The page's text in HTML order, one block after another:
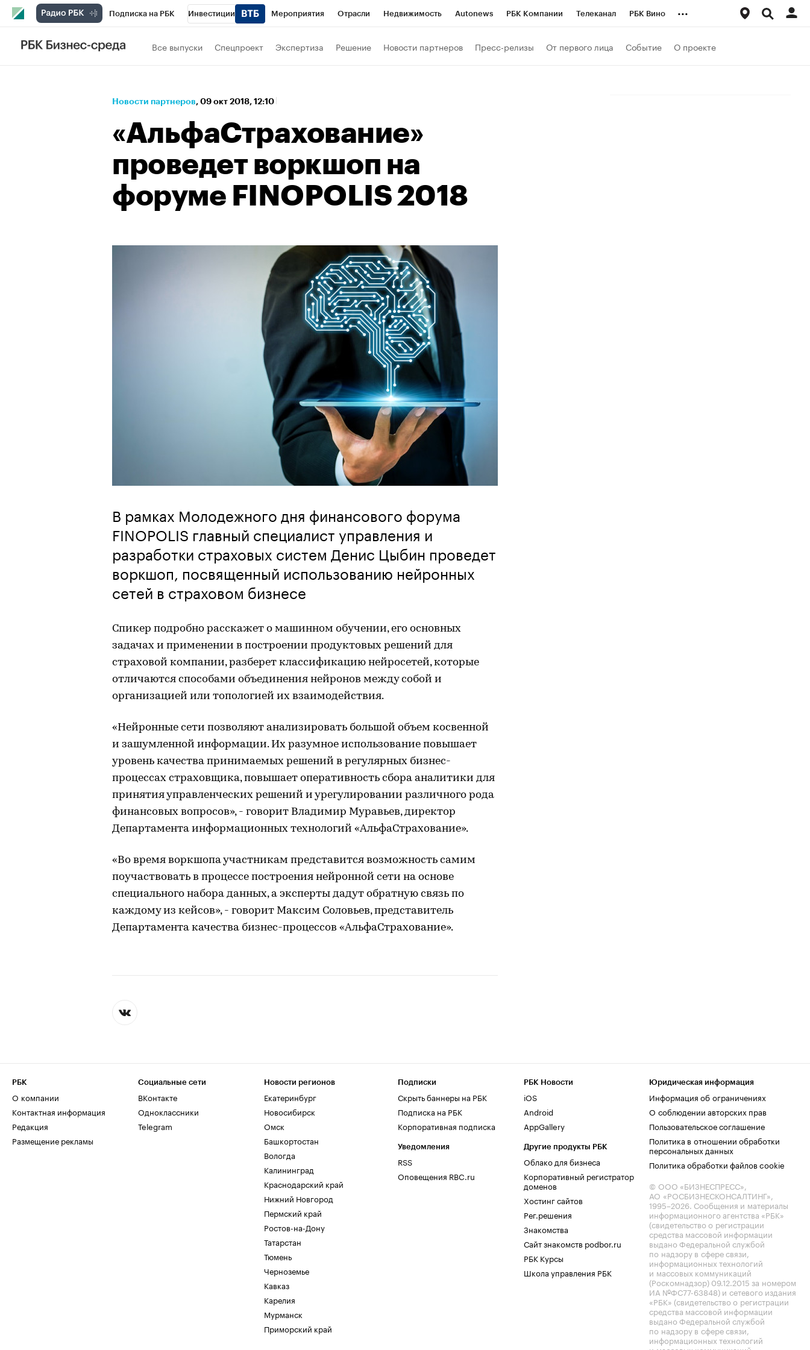
Подписка на РБК Инвестиции Мероприятия Отрасли Недвижимость Autonews РБК Компании Телеканал РБК Вино
Спорт
Технологии и медиа Финансы
...
Все выпуски Спецпроект Экспертиза Решение Новости партнеров Пресс-релизы От первого лица Событие О проекте
Новости партнеров⁠, 09 окт 2018, 12:10
«АльфаСтрахование»
проведет воркшоп на
форуме FINOPOLIS 2018
В рамках Молодежного дня финансового форума
FINOPOLIS главный специалист управления и
разработки страховых систем Денис Цыбин проведет
воркшоп, посвященный использованию нейронных
сетей в страховом бизнесе
Спикер подробно расскажет о машинном обучении, его основных
задачах и применении в построении продуктовых решений для
страховой компании, разберет классификацию нейросетей, которые
отличаются способами объединения нейронов между собой и
организацией или топологией их взаимодействия.
«Нейронные сети позволяют анализировать большой объем косвенной
и зашумленной информации. Их разумное использование повышает
уровень качества принимаемых решений в регулярных бизнес-
процессах страховщика, повышает оперативность сбора аналитики для
принятия управленческих решений и урегулировании различного рода
финансовых вопросов», - говорит Владимир Муравьев, директор
Департамента информационных технологий «АльфаСтрахование».
«Во время воркшопа участникам представится возможность самим
поучаствовать в процессе построения нейронной сети на основе
специального набора данных, а эксперты дадут обратную связь по
каждому из кейсов», - говорит Максим Соловьев, представитель
Департамента качества бизнес-процессов «АльфаСтрахование».
РБК
О компании
Контактная информация
Редакция
Размещение рекламы
Социальные сети
ВКонтакте
Одноклассники
Telegram
Новости регионов
Екатеринбург
Новосибирск
Омск
Башкортостан
Вологда
Калининград
Краснодарский край
Нижний Новгород
Пермский край
Ростов-на-Дону
Татарстан
Тюмень
Черноземье
Кавказ
Карелия
Мурманск
Приморский край
Подписки
Скрыть баннеры на РБК
Подписка на РБК
Корпоративная подписка
Уведомления
RSS
Оповещения RBC.ru
РБК Новости
iOS
Android
AppGallery
Другие продукты РБК
Облако для бизнеса
Корпоративный регистратор
доменов
Хостинг сайтов
Рег.решения
Знакомства
Сайт знакомств podbor.ru
РБК Курсы
Школа управления РБК
Юридическая информация
Информация об ограничениях
О соблюдении авторских прав
Пользовательское соглашение
Политика в отношении обработки
персональных данных
Политика обработки файлов cookie
© ООО «БИЗНЕСПРЕСС»,
АО «РОСБИЗНЕСКОНСАЛТИНГ»,
1995–2026. Сообщения и материалы
информационного агентства «РБК»
(свидетельство о регистрации
средства массовой информации
выдано Федеральной службой
по надзору в сфере связи,
информационных технологий
и массовых коммуникаций
(Роскомнадзор) 09.12.2015 за номером
ИА №ФС77-63848) и сетевого издания
«РБК» (свидетельство о регистрации
средства массовой информации
выдано Федеральной службой
по надзору в сфере связи,
информационных технологий